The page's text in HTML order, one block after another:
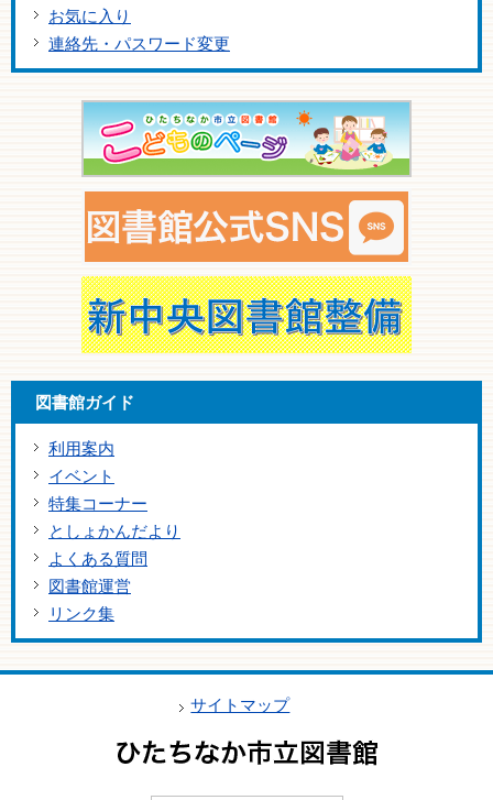
お気に入り
連絡先・パスワード変更
図書館ガイド
利用案内
イベント
特集コーナー
としょかんだより
よくある質問
図書館運営
リンク集
サイトマップ